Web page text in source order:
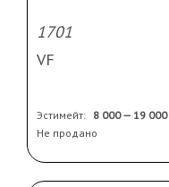
1701
VF
Эстимейт: 8 000 — 19 000
Не продано